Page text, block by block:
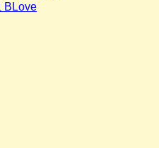
BLove